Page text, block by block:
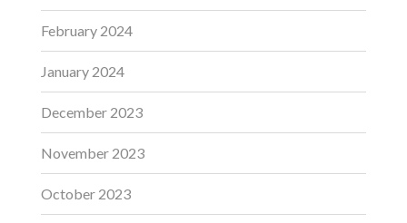
February 2024
January 2024
December 2023
November 2023
October 2023